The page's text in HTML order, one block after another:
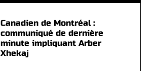
Canadien de Montréal :
communiqué de dernière
minute impliquant Arber
Xhekaj